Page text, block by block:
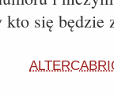
się będzie